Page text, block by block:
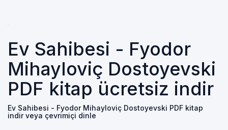
Ev Sahibesi - Fyodor
Mihayloviç Dostoyevski
PDF kitap ücretsiz indir
Ev Sahibesi - Fyodor Mihayloviç Dostoyevski PDF kitap
indir veya çevrimiçi dinle